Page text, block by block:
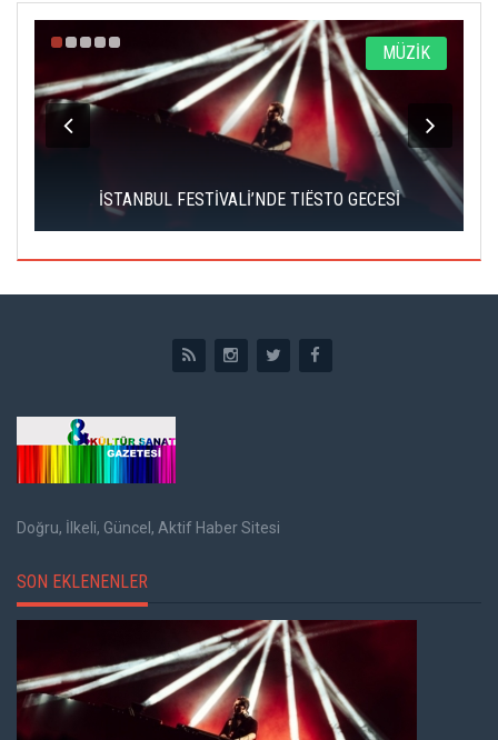
MÜZİK
İSTANBUL FESTİVALİ’NDE TIËSTO GECESİ
Doğru, İlkeli, Güncel, Aktif Haber Sitesi
SON EKLENENLER